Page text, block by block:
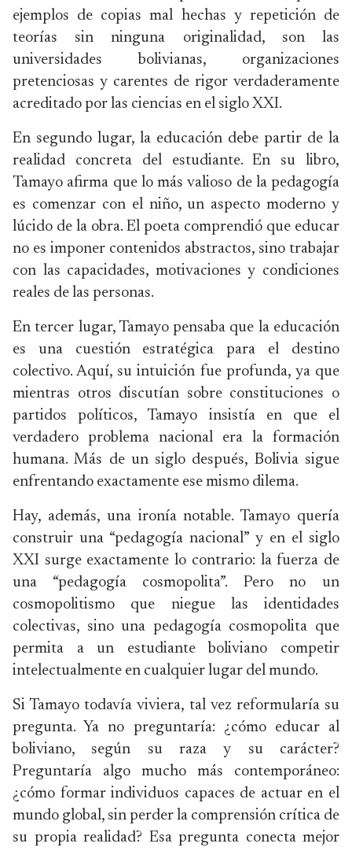
ejemplos de copias mal hechas y repetición de
teorías sin ninguna originalidad, son las
universidades bolivianas, organizaciones
pretenciosas y carentes de rigor verdaderamente
acreditado por las ciencias en el siglo XXI.
En segundo lugar, la educación debe partir de la
realidad concreta del estudiante. En su libro,
Tamayo afirma que lo más valioso de la pedagogía
es comenzar con el niño, un aspecto moderno y
lúcido de la obra. El poeta comprendió que educar
no es imponer contenidos abstractos, sino trabajar
con las capacidades, motivaciones y condiciones
reales de las personas.
En tercer lugar, Tamayo pensaba que la educación
es una cuestión estratégica para el destino
colectivo. Aquí, su intuición fue profunda, ya que
mientras otros discutían sobre constituciones o
partidos políticos, Tamayo insistía en que el
verdadero problema nacional era la formación
humana. Más de un siglo después, Bolivia sigue
enfrentando exactamente ese mismo dilema.
Hay, además, una ironía notable. Tamayo quería
construir una “pedagogía nacional” y en el siglo
XXI surge exactamente lo contrario: la fuerza de
una “pedagogía cosmopolita”. Pero no un
cosmopolitismo que niegue las identidades
colectivas, sino una pedagogía cosmopolita que
permita a un estudiante boliviano competir
intelectualmente en cualquier lugar del mundo.
Si Tamayo todavía viviera, tal vez reformularía su
pregunta. Ya no preguntaría: ¿cómo educar al
boliviano, según su raza y su carácter?
Preguntaría algo mucho más contemporáneo:
¿cómo formar individuos capaces de actuar en el
mundo global, sin perder la comprensión crítica de
su propia realidad? Esa pregunta conecta mejor